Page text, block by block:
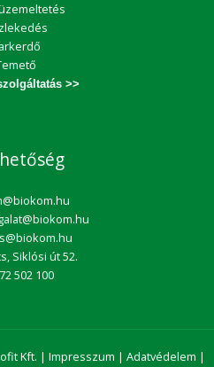
>>
Siklósi út 52.
502 100
Kft. | Impresszum | Adatvédelem |